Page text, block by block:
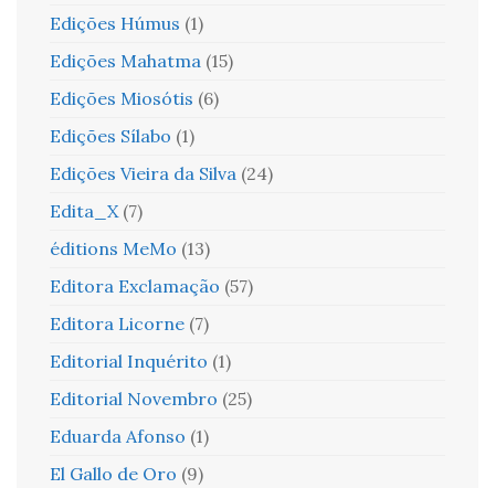
Edições Húmus (1)
Edições Mahatma (15)
Edições Miosótis (6)
Edições Sílabo (1)
Edições Vieira da Silva (24)
Edita_X (7)
éditions MeMo (13)
Editora Exclamação (57)
Editora Licorne (7)
Editorial Inquérito (1)
Editorial Novembro (25)
Eduarda Afonso (1)
El Gallo de Oro (9)